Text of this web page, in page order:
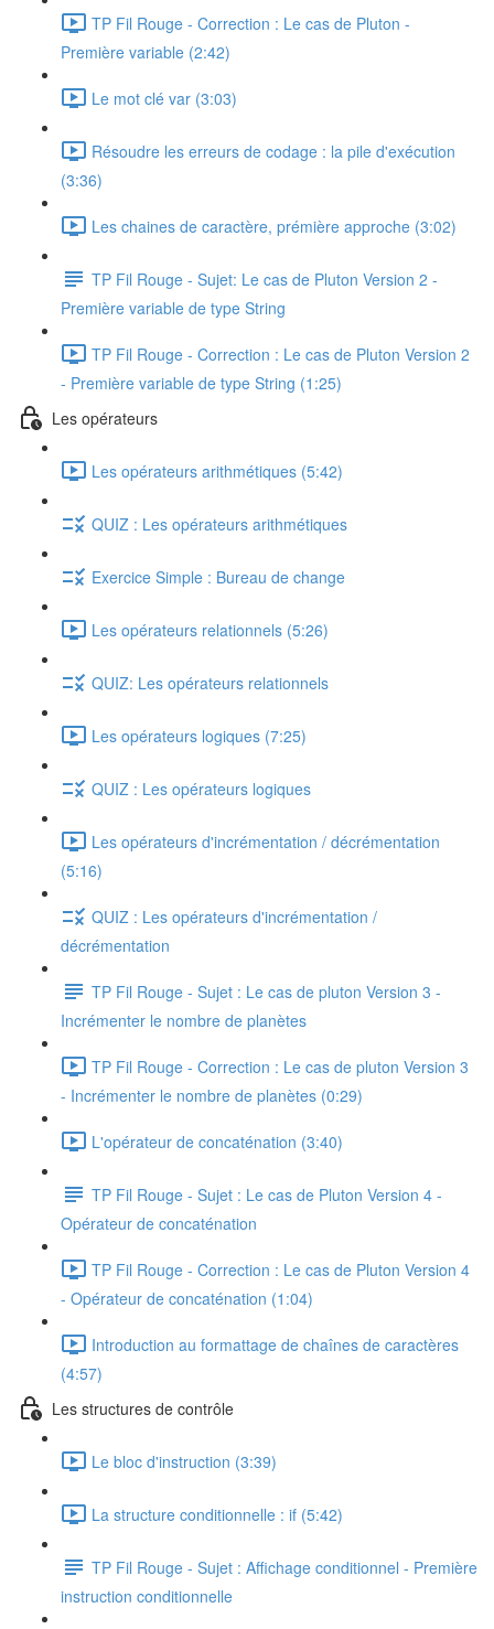
TP Fil Rouge - Correction : Le cas de Pluton -
Première variable (2:42)
Le mot clé var (3:03)
Résoudre les erreurs de codage : la pile d'exécution
(3:36)
Les chaines de caractère, prémière approche (3:02)
TP Fil Rouge - Sujet: Le cas de Pluton Version 2 -
Première variable de type String
TP Fil Rouge - Correction : Le cas de Pluton Version 2
- Première variable de type String (1:25)
Les opérateurs
Les opérateurs arithmétiques (5:42)
QUIZ : Les opérateurs arithmétiques
Exercice Simple : Bureau de change
Les opérateurs relationnels (5:26)
QUIZ: Les opérateurs relationnels
Les opérateurs logiques (7:25)
QUIZ : Les opérateurs logiques
Les opérateurs d'incrémentation / décrémentation
(5:16)
QUIZ : Les opérateurs d'incrémentation /
décrémentation
TP Fil Rouge - Sujet : Le cas de pluton Version 3 -
Incrémenter le nombre de planètes
TP Fil Rouge - Correction : Le cas de pluton Version 3
- Incrémenter le nombre de planètes (0:29)
L'opérateur de concaténation (3:40)
TP Fil Rouge - Sujet : Le cas de Pluton Version 4 -
Opérateur de concaténation
TP Fil Rouge - Correction : Le cas de Pluton Version 4
- Opérateur de concaténation (1:04)
Introduction au formattage de chaînes de caractères
(4:57)
Les structures de contrôle
Le bloc d'instruction (3:39)
La structure conditionnelle : if (5:42)
TP Fil Rouge - Sujet : Affichage conditionnel - Première
instruction conditionnelle